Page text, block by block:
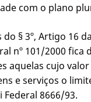
com o plano
do § 3º, Artigo 16
nº 101/2000 fica
aquelas cujo
e serviços o
Federal 8666/93.